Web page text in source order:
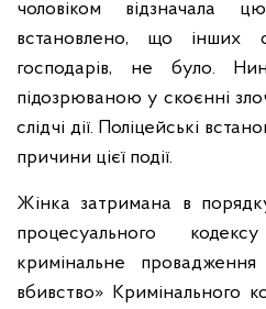
чоловіком відзначала
встановлено, що інших
господарів, не було.
підозрюваною у скоєнні
слідчі дії. Поліцейські
причини цієї події.
Жінка затримана в
процесуального
кримінальне
вбивство» Кримінального